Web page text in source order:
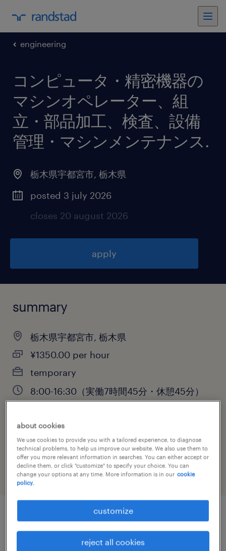
engineering
コンピュータ・精密機器の
マシンオペレーター、組
立・部品加工、検査、設備
管理・マシンメンテナンス.
栃木県宇都宮市, 栃木県
posted 3 july 2026
closes 20 august 2026
apply
summary
栃木県宇都宮市, 栃木県
¥1350.00 per hour
temporary
8:00-16:30（実働7時間45分・休憩45分）
job category
engineering
job details
about cookies
We use cookies to provide you with a tailored experience, to diagnose
technical problems, to help us improve our website. We also use them to
offer you more relevant information in searches. You can either accept or
decline them, or click "customize" to specify your choice. You can
change your options at any time. More information is in our cookie
policy.
customize
reject all cookies